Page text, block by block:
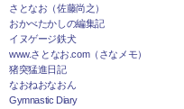
さとなお（佐藤尚之）
おかべたかしの編集記
イヌゲージ鉄犬
www.さとなお.com（さなメモ）
猪突猛進日記
なおねおなおん
Gymnastic Diary